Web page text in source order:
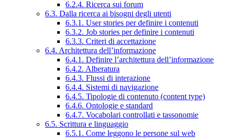
6.2.4. Ricerca sui forum
6.3. Dalla ricerca ai bisogni degli utenti
6.3.1. User stories per definire i contenuti
6.3.2. Job stories per definire i contenuti
6.3.3. Criteri di accettazione
6.4. Architettura dell’informazione
6.4.1. Definire l’architettura dell’informazione
6.4.2. Alberatura
6.4.3. Flussi di interazione
6.4.4. Sistemi di navigazione
6.4.5. Tipologie di contenuto (content type)
6.4.6. Ontologie e standard
6.4.7. Vocabolari controllati e tassonomie
6.5. Scrittura e linguaggio
6.5.1. Come leggono le persone sul web